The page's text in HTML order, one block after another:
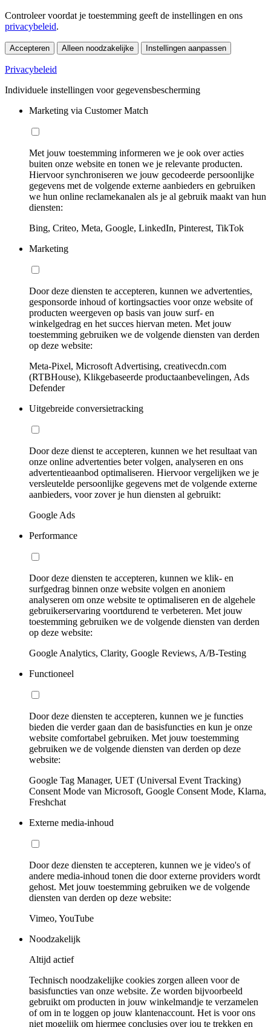
Controleer voordat je toestemming geeft de instellingen en ons
privacybeleid.
Accepteren Alleen noodzakelijke Instellingen aanpassen
Privacybeleid
Individuele instellingen voor gegevensbescherming
Marketing via Customer Match
Met jouw toestemming informeren we je ook over acties
buiten onze website en tonen we je relevante producten.
Hiervoor synchroniseren we jouw gecodeerde persoonlijke
gegevens met de volgende externe aanbieders en gebruiken
we hun online reclamekanalen als je al gebruik maakt van hun
diensten:
Bing, Criteo, Meta, Google, LinkedIn, Pinterest, TikTok
Marketing
Door deze diensten te accepteren, kunnen we advertenties,
gesponsorde inhoud of kortingsacties voor onze website of
producten weergeven op basis van jouw surf- en
winkelgedrag en het succes hiervan meten. Met jouw
toestemming gebruiken we de volgende diensten van derden
op deze website:
Meta-Pixel, Microsoft Advertising, creativecdn.com
(RTBHouse), Klikgebaseerde productaanbevelingen, Ads
Defender
Uitgebreide conversietracking
Door deze dienst te accepteren, kunnen we het resultaat van
onze online advertenties beter volgen, analyseren en ons
advertentieaanbod optimaliseren. Hiervoor vergelijken we je
versleutelde persoonlijke gegevens met de volgende externe
aanbieders, voor zover je hun diensten al gebruikt:
Google Ads
Performance
Door deze diensten te accepteren, kunnen we klik- en
surfgedrag binnen onze website volgen en anoniem
analyseren om onze website te optimaliseren en de algehele
gebruikerservaring voortdurend te verbeteren. Met jouw
toestemming gebruiken we de volgende diensten van derden
op deze website:
Google Analytics, Clarity, Google Reviews, A/B-Testing
Functioneel
Door deze diensten te accepteren, kunnen we je functies
bieden die verder gaan dan de basisfuncties en kun je onze
website comfortabel gebruiken. Met jouw toestemming
gebruiken we de volgende diensten van derden op deze
website:
Google Tag Manager, UET (Universal Event Tracking)
Consent Mode van Microsoft, Google Consent Mode, Klarna,
Freshchat
Externe media-inhoud
Door deze diensten te accepteren, kunnen we je video's of
andere media-inhoud tonen die door externe providers wordt
gehost. Met jouw toestemming gebruiken we de volgende
diensten van derden op deze website:
Vimeo, YouTube
Noodzakelijk
Altijd actief
Technisch noodzakelijke cookies zorgen alleen voor de
basisfuncties van onze website. Ze worden bijvoorbeeld
gebruikt om producten in jouw winkelmandje te verzamelen
of om in te loggen op jouw klantenaccount. Het is voor ons
niet mogelijk om hiermee conclusies over jou te trekken en